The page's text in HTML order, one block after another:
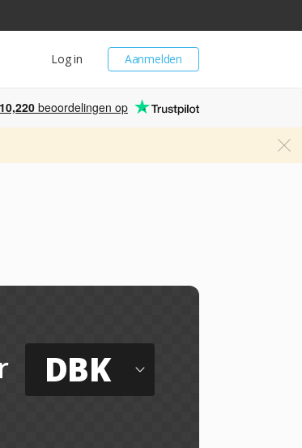
Aanmelden
Log in
10,220 beoordelingen op
DBK